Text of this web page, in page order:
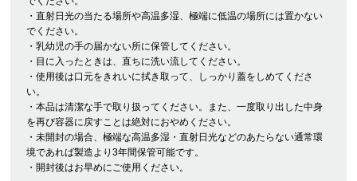
・直射日光の当たる場所や高温多湿、極端に低温の場所には置かない
でください。
・乳幼児の手の届かない所に保管してください。
・目に入ったときは、直ちに洗い流してください。
・使用後は口元をきれいに拭き取って、しっかり蓋をしめてくださ
い。
・本品は清潔な手で取り扱ってください。また、一度取り出した中身
を再び容器に戻すことは絶対におやめください。
・未開封の場合、極端な高温多湿・直射日光などのあたらない通常環
境であれば製造より3年間保管可能です。
・開封後はお早めにご使用ください。